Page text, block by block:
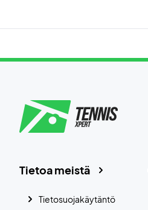
Tietoa meistä
Tietosuojakäytäntö